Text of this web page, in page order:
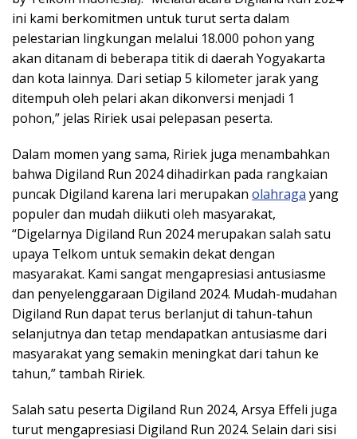
ini kami berkomitmen untuk turut serta dalam
pelestarian lingkungan melalui 18.000 pohon yang
akan ditanam di beberapa titik di daerah Yogyakarta
dan kota lainnya. Dari setiap 5 kilometer jarak yang
ditempuh oleh pelari akan dikonversi menjadi 1
pohon,” jelas Ririek usai pelepasan peserta.
Dalam momen yang sama, Ririek juga menambahkan
bahwa Digiland Run 2024 dihadirkan pada rangkaian
puncak Digiland karena lari merupakan olahraga yang
populer dan mudah diikuti oleh masyarakat,
“Digelarnya Digiland Run 2024 merupakan salah satu
upaya Telkom untuk semakin dekat dengan
masyarakat. Kami sangat mengapresiasi antusiasme
dan penyelenggaraan Digiland 2024. Mudah-mudahan
Digiland Run dapat terus berlanjut di tahun-tahun
selanjutnya dan tetap mendapatkan antusiasme dari
masyarakat yang semakin meningkat dari tahun ke
tahun,” tambah Ririek.
Salah satu peserta Digiland Run 2024, Arsya Effeli juga
turut mengapresiasi Digiland Run 2024. Selain dari sisi